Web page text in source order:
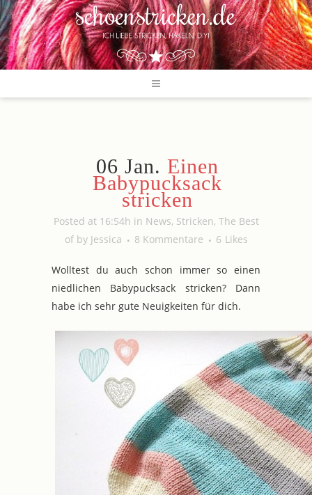
06 Jan. Einen
Babypucksack
stricken
Posted at 16:54h in News, Stricken, The Best
of by Jessica 8 Kommentare 6 Likes
Wolltest du auch schon immer so einen
niedlichen Babypucksack stricken? Dann
habe ich sehr gute Neuigkeiten für dich.